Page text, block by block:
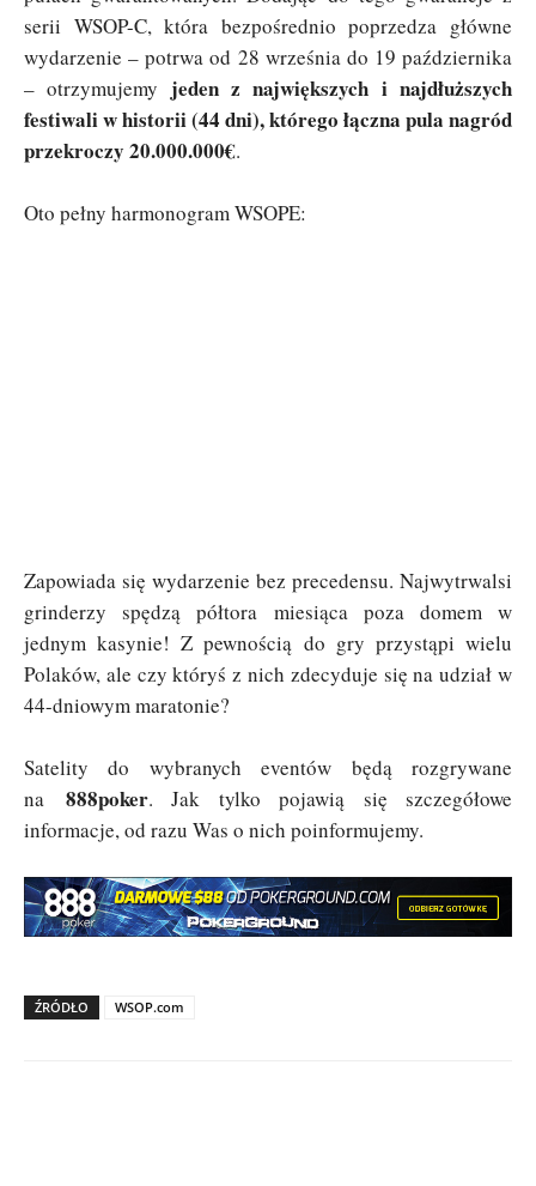
serii WSOP-C, która bezpośrednio poprzedza główne
wydarzenie – potrwa od 28 września do 19 października
– otrzymujemy jeden z największych i najdłuższych
festiwali w historii (44 dni), którego łączna pula nagród
przekroczy 20.000.000€.
Oto pełny harmonogram WSOPE:
Zapowiada się wydarzenie bez precedensu. Najwytrwalsi
grinderzy spędzą półtora miesiąca poza domem w
jednym kasynie! Z pewnością do gry przystąpi wielu
Polaków, ale czy któryś z nich zdecyduje się na udział w
44-dniowym maratonie?
Satelity do wybranych eventów będą rozgrywane
na 888poker. Jak tylko pojawią się szczegółowe
informacje, od razu Was o nich poinformujemy.
ŹRÓDŁO WSOP.com